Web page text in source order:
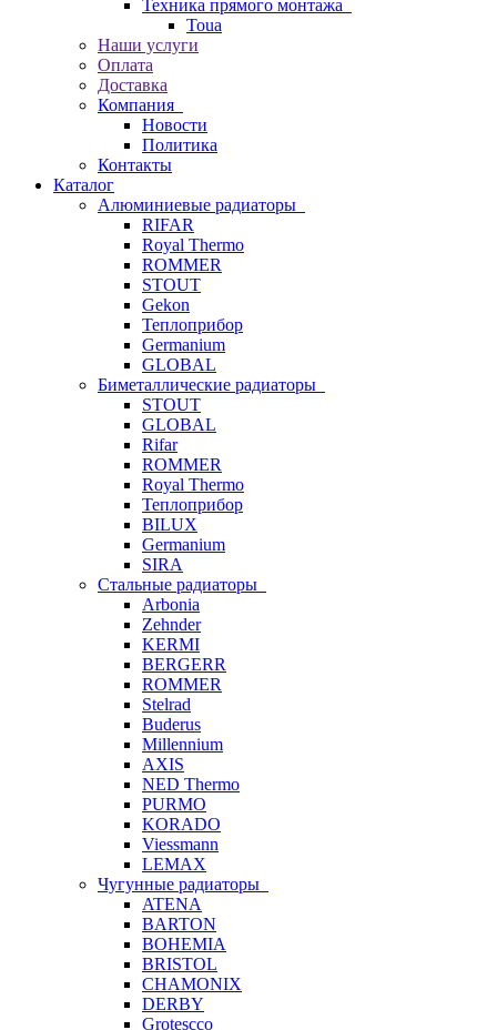
Техника прямого монтажа
Toua
Наши услуги
Оплата
Доставка
Компания
Новости
Политика
Контакты
Каталог
Алюминиевые радиаторы
RIFAR
Royal Thermo
ROMMER
STOUT
Gekon
Теплоприбор
Germanium
GLOBAL
Биметаллические радиаторы
STOUT
GLOBAL
Rifar
ROMMER
Royal Thermo
Теплоприбор
BILUX
Germanium
SIRA
Стальные радиаторы
Arbonia
Zehnder
KERMI
BERGERR
ROMMER
Stelrad
Buderus
Millennium
AXIS
NED Thermo
PURMO
KORADO
Viessmann
LEMAX
Чугунные радиаторы
ATENA
BARTON
BOHEMIA
BRISTOL
CHAMONIX
DERBY
Grotescco